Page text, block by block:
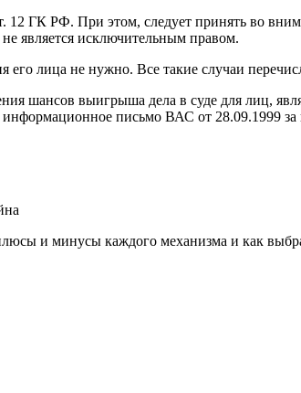
ГК РФ. При этом, следует принять во
является исключительным правом.
его лица не нужно. Все такие случаи
шансов выигрыша дела в суде для лиц,
письмо ВАС от 28.09.1999 за
и минусы каждого механизма и как